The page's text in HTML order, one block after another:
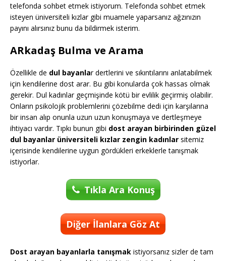
telefonda sohbet etmek istiyorum. Telefonda sohbet etmek
isteyen üniversiteli kızlar gibi muamele yaparsanız ağzınızın
payını alırsınız bunu da bildirmek isterim.
ARkadaş Bulma ve Arama
Özellikle de dul bayanlar dertlerini ve sıkıntılarını anlatabilmek
için kendilerine dost arar. Bu gibi konularda çok hassas olmak
gerekir. Dul kadınlar geçmişinde kötü bir evlilik geçirmiş olabilir.
Onların psikolojik problemlerini çözebilme dedi için karşılarına
bir insan alıp onunla uzun uzun konuşmaya ve dertleşmeye
ihtiyacı vardır. Tıpkı bunun gibi dost arayan birbirinden güzel
dul bayanlar üniversiteli kızlar zengin kadınlar sitemiz
içerisinde kendilerine uygun gördükleri erkeklerle tanışmak
istiyorlar.
Tıkla Ara Konuş
Diğer İlanlara Göz At
Dost arayan bayanlarla tanışmak istiyorsanız sizler de tam